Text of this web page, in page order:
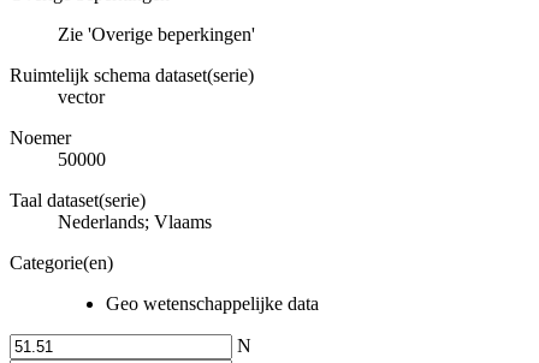
Zie 'Overige beperkingen'
Ruimtelijk schema dataset(serie)
vector
Noemer
50000
Taal dataset(serie)
Nederlands; Vlaams
Categorie(en)
Geo wetenschappelijke data
N